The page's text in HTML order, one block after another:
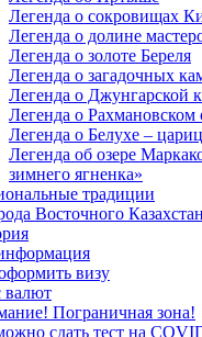
Легенда о сокровищах
Легенда о долине
Легенда о золоте Береля
Легенда о загадочных
Легенда о Джунгарской
Легенда о Рахмановском
Легенда о Белухе –
Легенда об озере
зимнего ягненка»
традиции
Восточного
визу
валют
Пограничная зона!
сдать тест на